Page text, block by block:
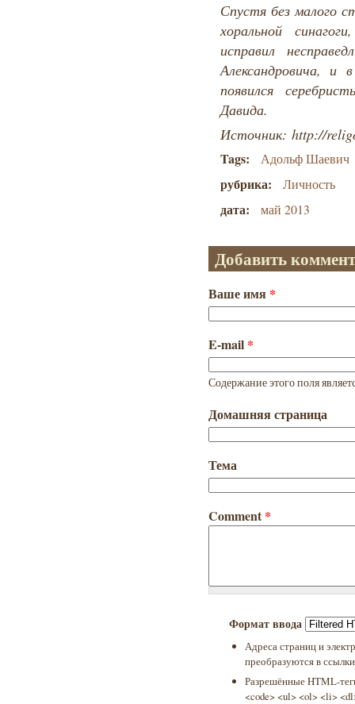
Спустя без малого
хоральной
исправил
Александровича, и
появился
Давида.
Источник: http://
Tags: Адольф Шаевич
рубрика: Личность
дата: май 2013
Добавить
Ваше имя *
E-mail *
Содержание этого поля
Домашняя страница
Тема
Comment *
Формат ввода
Адреса страниц и
преобразуются в
Разрешённые HTML-
<code> <ul> <ol> <li>